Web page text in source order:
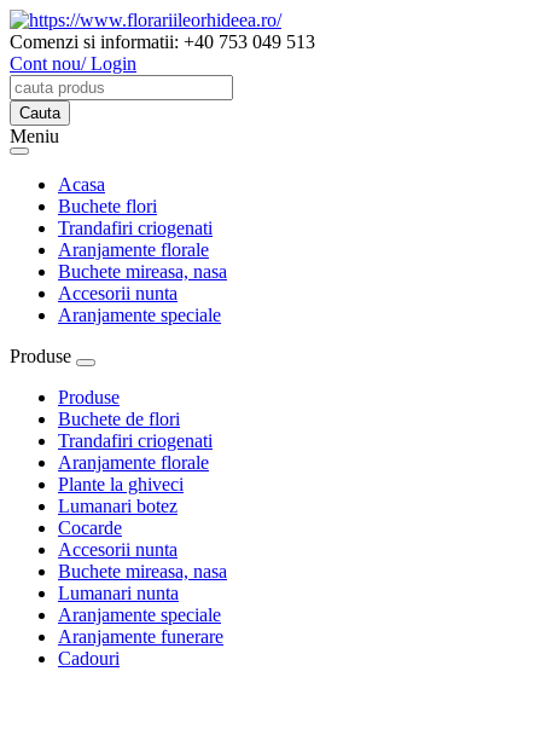
Comenzi si informatii: +40 753 049 513
Cont nou/ Login
Meniu
Acasa
Buchete flori
Trandafiri criogenati
Aranjamente florale
Buchete mireasa, nasa
Accesorii nunta
Aranjamente speciale
Produse
Produse
Buchete de flori
Trandafiri criogenati
Aranjamente florale
Plante la ghiveci
Lumanari botez
Cocarde
Accesorii nunta
Buchete mireasa, nasa
Lumanari nunta
Aranjamente speciale
Aranjamente funerare
Cadouri